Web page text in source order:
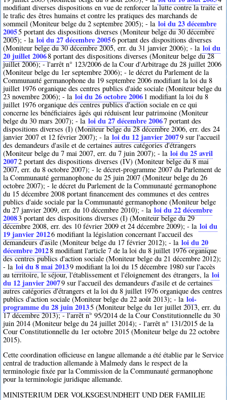
modifiant diverses dispositions en vue de renforcer la lutte contre la traite et
le trafic des êtres humains et contre les pratiques des marchands de
sommeil (Moniteur belge du 2 septembre 2005); - la loi du 23 décembre
20055 portant des dispositions diverses (Moniteur belge du 30 décembre
2005); - la loi du 27 décembre 20056 portant des dispositions diverses
(Moniteur belge du 30 décembre 2005, err. du 31 janvier 2006); - la loi du
20 juillet 20068 portant des dispositions diverses (Moniteur belge du 28
juillet 2006); - l'arrêt n° 123/2006 de la Cour d'Arbitrage du 28 juillet 2006
(Moniteur belge du 1er septembre 2006); - le décret du Parlement de la
Communauté germanophone du 19 septembre 2006 modifiant la loi du 8
juillet 1976 organique des centres publics d'aide sociale (Moniteur belge du
23 novembre 2006); - la loi du 26 octobre 2006 1 modifiant la loi du 8
juillet 1976 organique des centres publics d'action sociale en ce qui
concerne les bénéficiaires âgés qui réduisent leur patrimoine (Moniteur
belge du 30 mars 2007); - la loi du 27 décembre 20067 portant des
dispositions diverses (I) (Moniteur belge du 28 décembre 2006, err. des 24
janvier 2007 et 12 février 2007); - la loi du 12 janvier 20079 sur l'accueil
des demandeurs d'asile et de certaines autres catégories d'étrangers
(Moniteur belge du 7 mai 2007, err. du 7 juin 2007); - la loi du 25 avril
20072 portant des dispositions diverses (IV) (Moniteur belge du 8 mai
2007, err. du 8 octobre 2007); - le décret-programme 2007 du Parlement de
la Communauté germanophone du 25 juin 2007 (Moniteur belge du 26
octobre 2007); - le décret du Parlement de la Communauté germanophone
du 15 décembre 2008 portant financement des communes et des centres
publics d'aide sociale par la Communauté germanophone (Moniteur belge
du 27 janvier 2009, err. du 10 décembre 2010); - la loi du 22 décembre
20083 portant des dispositions diverses (I) (Moniteur belge du 29
décembre 2008, err. des 10 février 2009 et 24 décembre 2009); - la loi du
19 janvier 20126 modifiant la législation concernant l'accueil des
demandeurs d'asile (Moniteur belge du 17 février 2012); - la loi du 20
décembre 20128 modifiant l'article 7 de la loi du 8 juillet 1976 organique
des centres publics d'action sociale (Moniteur belge du 21 décembre 2012);
- la loi du 8 mai 20139 modifiant la loi du 15 décembre 1980 sur l'accès
au territoire, le séjour, l'établissement et l'éloignement des étrangers, la loi
du 12 janvier 20079 sur l'accueil des demandeurs d'asile et de certaines
autres catégories d'étrangers et la loi du 8 juillet 1976 organique des centres
publics d'action sociale (Moniteur belge du 22 août 2013); - la loi-
programme du 28 juin 20135 (Moniteur belge du 1er juillet 2013, err. du
17 décembre 2013); - l'arrêt n° 95/2014 de la Cour Constitutionnelle du 30
juin 2014 (Moniteur belge du 24 juillet 2014); - l'arrêt n° 131/2015 de la
Cour Constitutionnelle du 1er octobre 2015 (Moniteur belge du 22 octobre
2015).
Cette coordination officieuse en langue allemande a été établie par le Service
central de traduction allemande à Malmedy dans le respect de la
terminologie fixée par la Commission de la Communauté germanophone
pour la terminologie juridique allemande.
MINISTERIUM DER VOLKSGESUNDHEIT UND DER FAMILIE